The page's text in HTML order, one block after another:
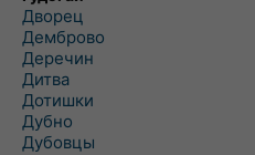
Дворец
Демброво
Деречин
Дитва
Дотишки
Дубно
Дубовцы